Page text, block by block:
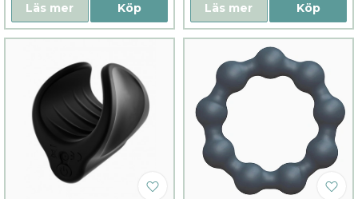
Köp
Läs mer Köp
Läs mer